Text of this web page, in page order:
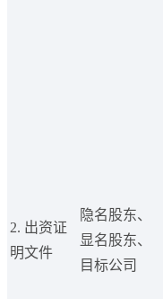
2. 出资证
明文件
隐名股东、
显名股东、
目标公司